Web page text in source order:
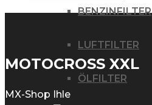
BENZINFILTER
LUFTFILTER
ÖLFILTER
MOTOCROSS XXL
MX-Shop Ihle